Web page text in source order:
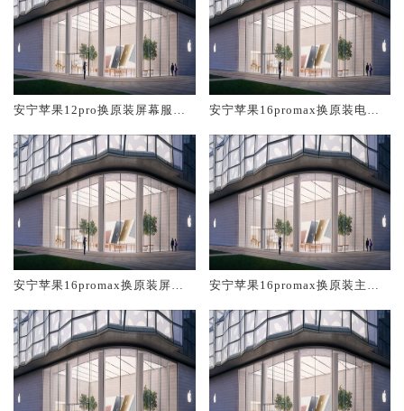
安宁苹果12pro换原装屏幕服务
安宁苹果16promax换原装电池
安宁苹果16promax换原装屏幕
安宁苹果16promax换原装主板